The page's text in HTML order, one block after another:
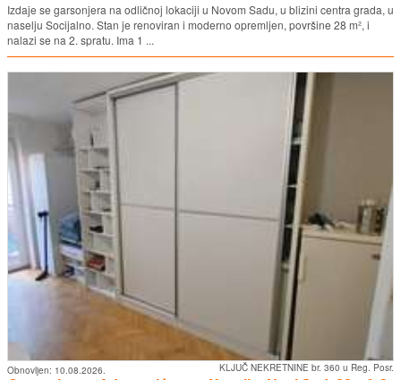
Izdaje se garsonjera na odličnoj lokaciji u Novom Sadu, u blizini centra grada, u
naselju Socijalno. Stan je renoviran i moderno opremljen, površine 28 m², i
nalazi se na 2. spratu. Ima 1 ...
KLJUČ NEKRETNINE br. 360 u Reg. Posr.
Obnovljen: 10.08.2026.